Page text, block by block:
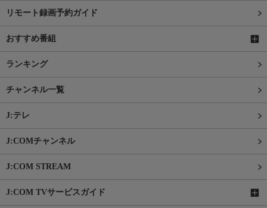
リモート録画予約ガイド
おすすめ番組
ランキング
チャンネル一覧
J:テレ
J:COMチャンネル
J:COM STREAM
J:COM TVサービスガイド